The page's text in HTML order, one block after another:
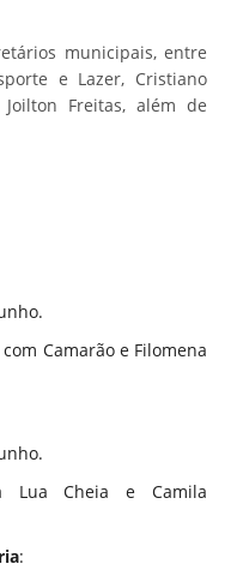
municipais, entre
e Lazer, Cristiano
Freitas, além de
Camarão e Filomena
Lua Cheia e Camila
: